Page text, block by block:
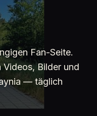
Fan-Seite.
Bilder und
— täglich